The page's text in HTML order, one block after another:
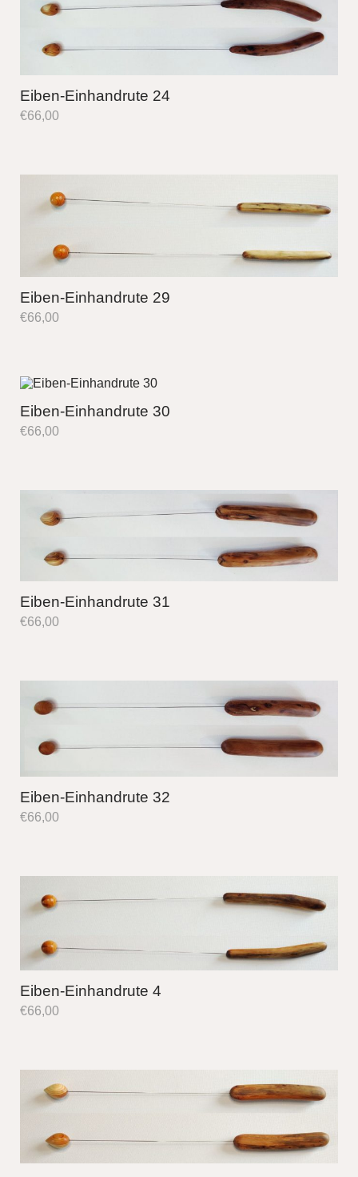
Eiben-Einhandrute 24
€66,00
Eiben-Einhandrute 29
€66,00
Eiben-Einhandrute 30
€66,00
Eiben-Einhandrute 31
€66,00
Eiben-Einhandrute 32
€66,00
Eiben-Einhandrute 4
€66,00